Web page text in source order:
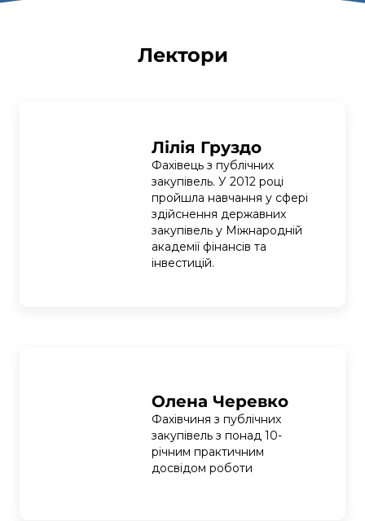
Лектори
Лілія Груздо
Фахівець з публічних
закупівель. У 2012 році
пройшла навчання у сфері
здійснення державних
закупівель у Міжнародній
академії фінансів та
інвестицій.
Олена Черевко
Фахівчиня з публічних
закупівель з понад 10-
річним практичним
досвідом роботи